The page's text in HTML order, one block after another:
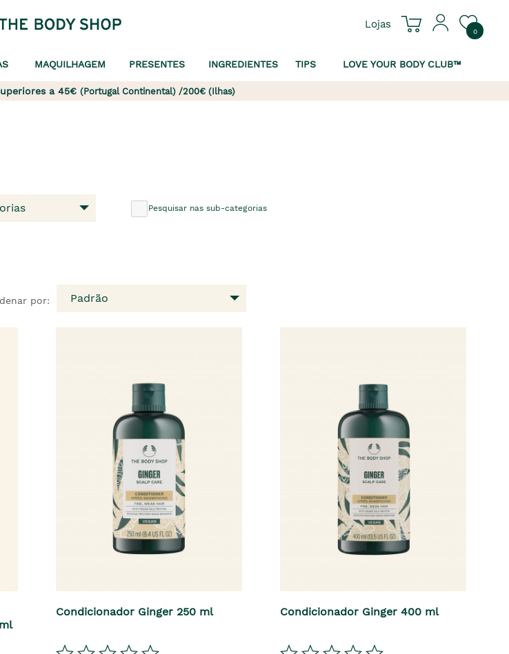
Lojas
0
MAQUILHAGEM PRESENTES INGREDIENTES TIPS LOVE YOUR BODY CLUB™
a 45€ (Portugal Continental) /200€ (Ilhas)
Pesquisar nas sub-categorias
por: Padrão
Condicionador Ginger 250 ml Condicionador Ginger 400 ml